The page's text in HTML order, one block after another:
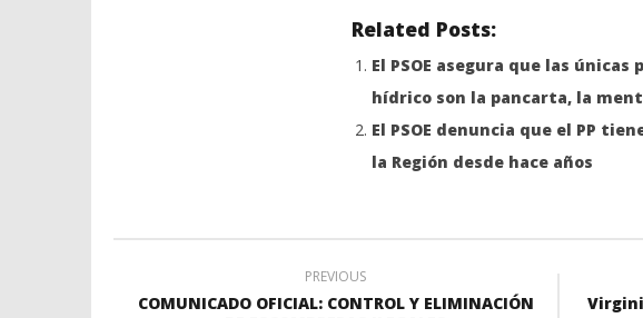
Related Posts:
El PSOE asegura que las
hídrico son la pancarta, la
El PSOE denuncia que el PP
la Región desde hace años
PREVIOUS
COMUNICADO OFICIAL: CONTROL Y ELIMINACIÓN